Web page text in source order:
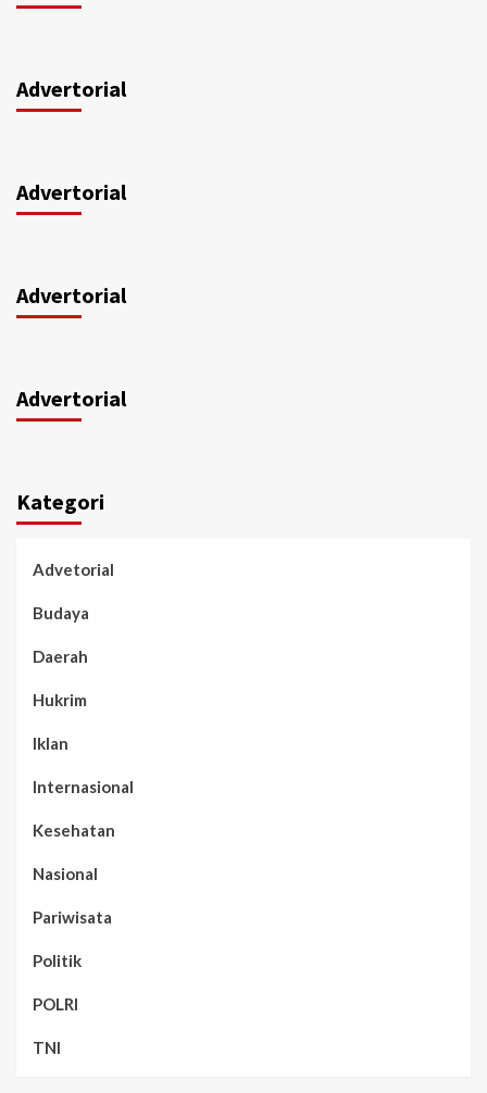
Advertorial
Advertorial
Advertorial
Advertorial
Kategori
Advetorial
Budaya
Daerah
Hukrim
Iklan
Internasional
Kesehatan
Nasional
Pariwisata
Politik
POLRI
TNI